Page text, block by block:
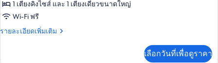
ตัว,
ริม
สวีท,
เหนือ
ระดับ
1 เตียงคิงไซส์ และ 1 เตียงเดี่ยวขนาดใหญ่
Wi-Fi ฟรี
รายละเอียดเพิ่มเติม
ราย
เลือกวันที่เพื่อดูราคา